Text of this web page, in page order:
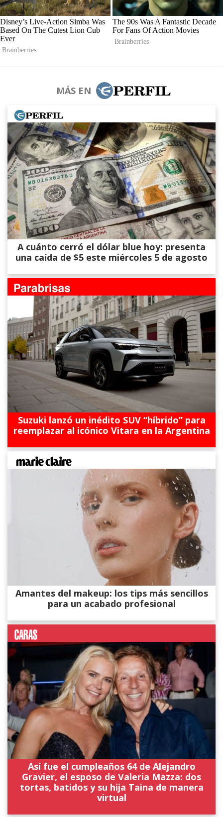
MÁS EN
A cuánto cerró el dólar blue hoy: presenta
una caída de $5 este miércoles 5 de agosto
Suzuki lanzó un inédito SUV “híbrido” para
reemplazar al icónico Vitara en la Argentina
Amantes del makeup: los tips más sencillos
para un acabado profesional
Así fue el cumpleaños 64 de Alejandro
Gravier, el esposo de Valeria Mazza: dos
tortas, batidos y su hija Taina de manera
virtual